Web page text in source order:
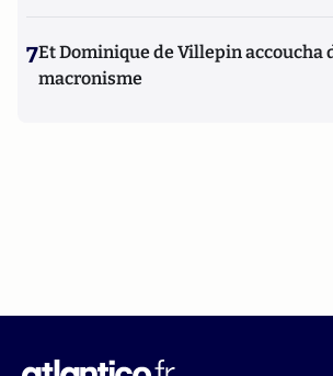
7Et Dominique de Villepin accoucha
macronisme